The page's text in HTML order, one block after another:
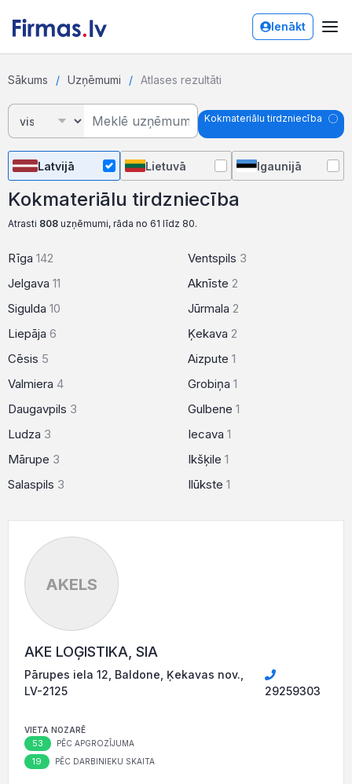
Ienākt
Sākums Uzņēmumi Atlases rezultāti
Kokmateriālu tirdzniecība
Latvijā Lietuvā Igaunijā
Kokmateriālu tirdzniecība
Atrasti 808 uzņēmumi, rāda no 61 līdz 80.
Rīga 142
Jelgava 11
Sigulda 10
Liepāja 6
Cēsis 5
Valmiera 4
Daugavpils 3
Ludza 3
Mārupe 3
Salaspils 3
Ventspils 3
Aknīste 2
Jūrmala 2
Ķekava 2
Aizpute 1
Grobiņa 1
Gulbene 1
Iecava 1
Ikšķile 1
Ilūkste 1
AKELS
AKE LOĢISTIKA, SIA
Pārupes iela 12, Baldone, Ķekavas nov.,
LV-2125
29259303
VIETA NOZARĒ
53 PĒC APGROZĪJUMA
19 PĒC DARBINIEKU SKAITA